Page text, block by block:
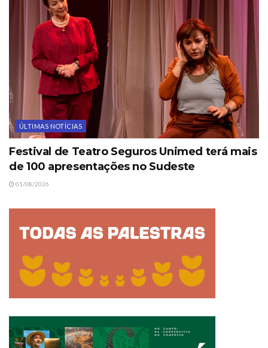
ÚLTIMAS NOTÍCIAS
Festival de Teatro Seguros Unimed terá mais
de 100 apresentações no Sudeste
01/08/2026